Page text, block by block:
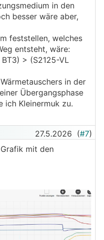
in den
besser wäre aber,
feststellen, welches
entsteht, wäre:
> (S2125-VL
in der
Übergangsphase
ich Kleinermuk zu.
27.5.2026 (#7)
mit den